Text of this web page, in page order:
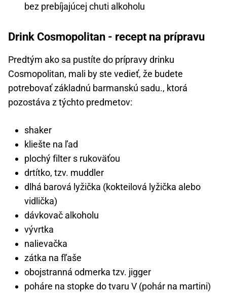
bez prebíjajúcej chuti alkoholu
Drink Cosmopolitan - recept na prípravu
Predtým ako sa pustíte do prípravy drinku
Cosmopolitan, mali by ste vedieť, že budete
potrebovať základnú barmanskú sadu., ktorá
pozostáva z týchto predmetov:
shaker
kliešte na ľad
plochý filter s rukoväťou
drtítko, tzv. muddler
dlhá barová lyžička (kokteilová lyžička alebo
vidlička)
dávkovač alkoholu
vývrtka
nalievačka
zátka na fľaše
obojstranná odmerka tzv. jigger
poháre na stopke do tvaru V (pohár na martini)